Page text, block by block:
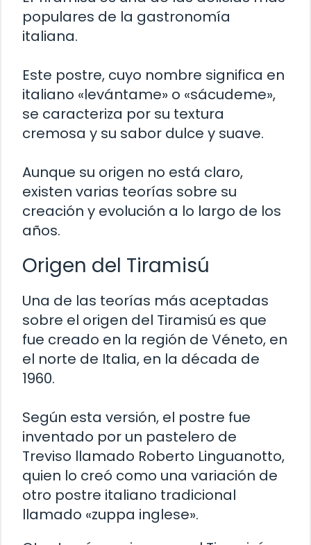
populares de la gastronomía
italiana.
Este postre, cuyo nombre significa en
italiano «levántame» o «sácudeme»,
se caracteriza por su textura
cremosa y su sabor dulce y suave.
Aunque su origen no está claro,
existen varias teorías sobre su
creación y evolución a lo largo de los
años.
Origen del Tiramisú
Una de las teorías más aceptadas
sobre el origen del Tiramisú es que
fue creado en la región de Véneto, en
el norte de Italia, en la década de
1960.
Según esta versión, el postre fue
inventado por un pastelero de
Treviso llamado Roberto Linguanotto,
quien lo creó como una variación de
otro postre italiano tradicional
llamado «zuppa inglese».